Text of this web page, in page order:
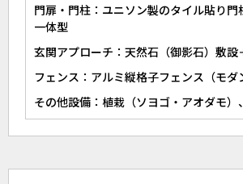
門扉・門柱：ユニソン製のタイル貼り門
一体型
玄関アプローチ：天然石（御影石）敷設
フェンス：アルミ縦格子フェンス（モダ
その他設備：植栽（ソヨゴ・アオダモ）